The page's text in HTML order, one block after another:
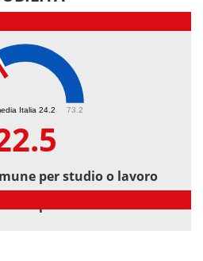
Italia 24.2 73.2
per studio o lavoro